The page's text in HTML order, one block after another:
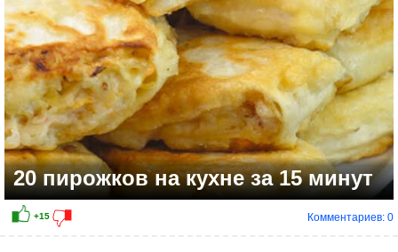
20 пирожков на кухне за 15 минут
Комментариев: 0